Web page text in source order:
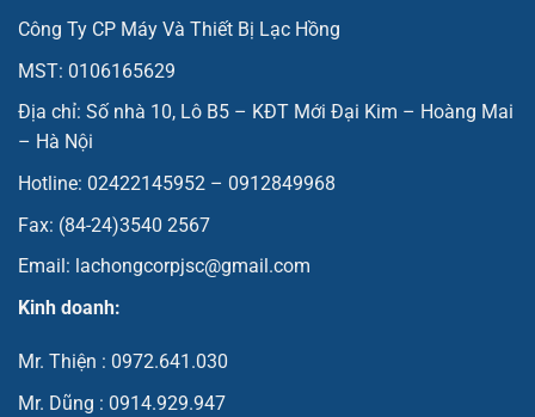
Công Ty CP Máy Và Thiết Bị Lạc Hồng
MST: 0106165629
Địa chỉ: Số nhà 10, Lô B5 – KĐT Mới Đại Kim – Hoàng Mai
– Hà Nội
Hotline: 02422145952 – 0912849968
Fax: (84-24)3540 2567
Email: lachongcorpjsc@gmail.com
Kinh doanh:
Mr. Thiện : 0972.641.030
Mr. Dũng : 0914.929.947